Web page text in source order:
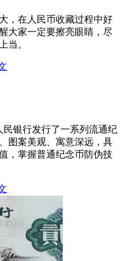
，在人民币收藏过程中好
大家一定要擦亮眼睛，尽
当。
民银行发行了一系列流通纪
图案美观、寓意深远，具
，掌握普通纪念币防伪技